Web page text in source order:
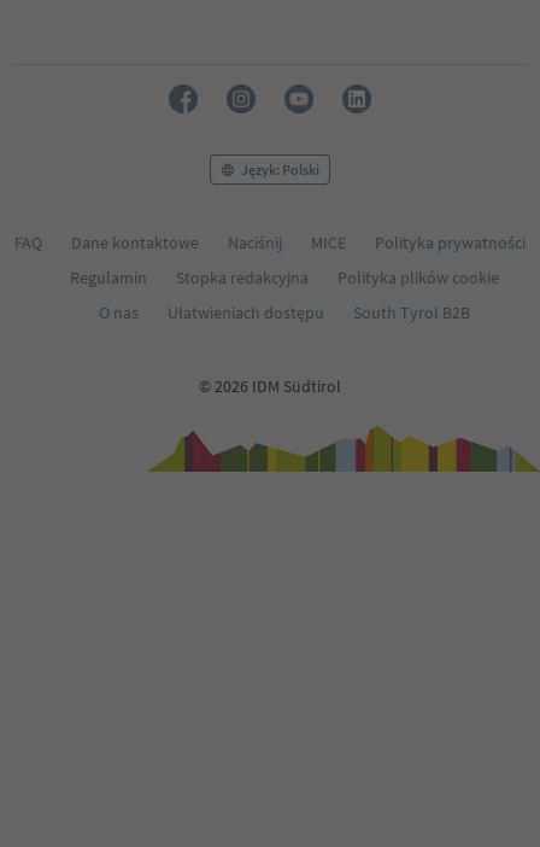
Język: Polski
FAQ Dane kontaktowe Naciśnij MICE
Polityka prywatności
Regulamin
Stopka redakcyjna
Polityka plików cookie
O nas
Ułatwieniach dostępu South Tyrol B2B
© 2026 IDM Südtirol